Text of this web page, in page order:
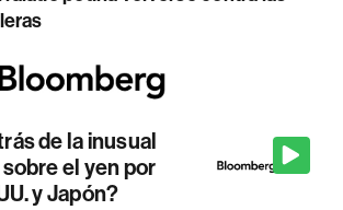
de la inusual
el yen por
y Japón?